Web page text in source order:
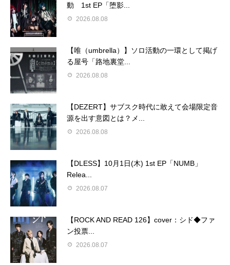
動 1st EP「堕影...
2026.08.08
【唯（umbrella）】ソロ活動の一環として掲げ
る屋号「路地裏堂...
2026.08.08
【DEZERT】サブスク時代に敢えて会場限定音
源を出す意図とは？メ...
2026.08.08
【DLESS】10月1日(木) 1st EP「NUMB」
Relea...
2026.08.07
【ROCK AND READ 126】cover：シド◆ファ
ン投票...
2026.08.07